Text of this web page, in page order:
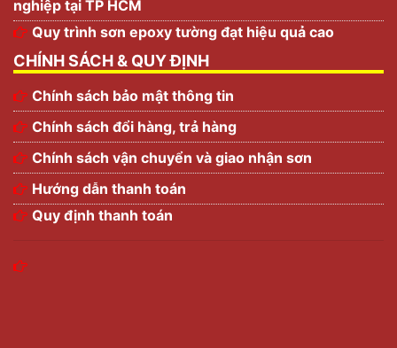
nghiệp tại TP HCM
Quy trình sơn epoxy tường đạt hiệu quả cao
CHÍNH SÁCH & QUY ĐỊNH
Chính sách bảo mật thông tin
Chính sách đổi hàng, trả hàng
Chính sách vận chuyển và giao nhận sơn
Hướng dẫn thanh toán
Quy định thanh toán